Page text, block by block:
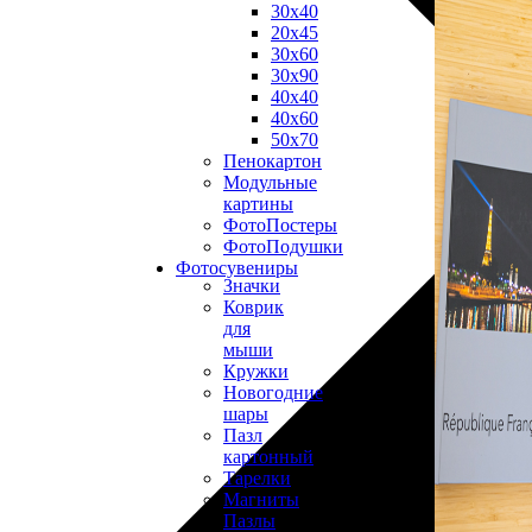
30х40
20х45
30х60
30х90
40х40
40х60
50х70
Пенокартон
Модульные
картины
ФотоПостеры
ФотоПодушки
Фотоcувениры
Значки
Коврик
для
мыши
Кружки
Новогодние
шары
Пазл
картонный
Тарелки
Магниты
Пазлы